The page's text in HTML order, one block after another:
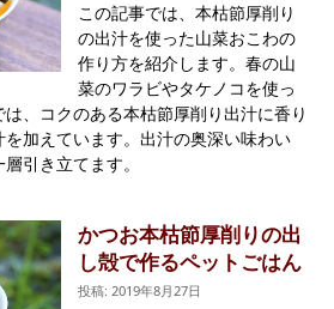
この記事では、本枯節厚削り
の出汁を使った山菜おこわの
作り方を紹介します。春の山
菜のワラビやタケノコを使っ
、コクのある本枯節厚削り出汁に香り
加えています。出汁の奥深い味わい
引き立てます。
かつお本枯節厚削りの出
し殻で作るペットごはん
投稿: 2019年8月27日